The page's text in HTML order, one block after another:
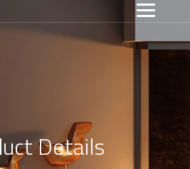
Details